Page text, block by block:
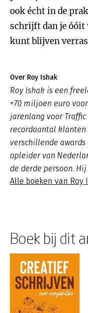
ook écht in de
schrijft dan je óóit
kunt blijven
Over Roy Ishak
Roy Ishak is een
+70 miljoen euro
jarenlang voor
recordaantal klanten
verschillende awards
opleider van
de derde persoon.
Alle boeken van Roy
Boek bij dit